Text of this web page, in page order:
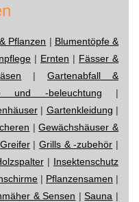
Pflanzen | Blumentöpfe &
| Ernten | Fässer &
|Gartenabfall &
und -beleuchtung |
| Gartenkleidung |
|Gewächshäuser &
Greifer|Grills & -zubehör |
| Insektenschutz
| Pflanzensamen |
& Sensen |Sauna |